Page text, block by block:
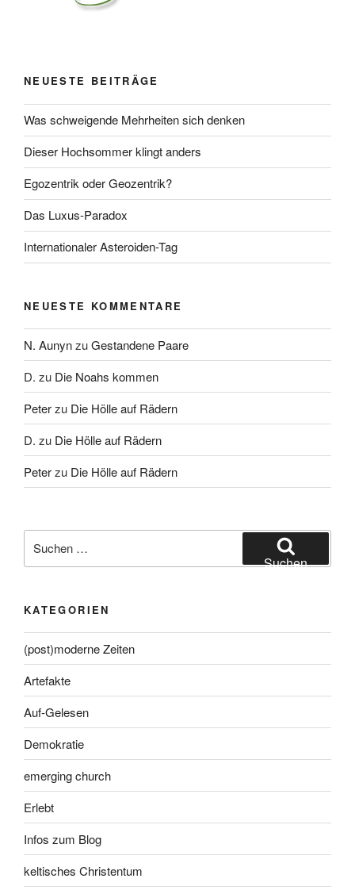
NEUESTE BEITRÄGE
Was schweigende Mehrheiten sich denken
Dieser Hochsommer klingt anders
Egozentrik oder Geozentrik?
Das Luxus-Paradox
Internationaler Asteroiden-Tag
NEUESTE KOMMENTARE
N. AunynzuGestandene Paare
D. zu Die Noahs kommen
Peterzu Die Hölle auf Rädern
D. zu Die Hölle auf Rädern
Peterzu Die Hölle auf Rädern
nach:
Suchen
KATEGORIEN
(post)moderne Zeiten
Artefakte
Auf-Gelesen
Demokratie
emerging church
Erlebt
Infos zum Blog
keltisches Christentum